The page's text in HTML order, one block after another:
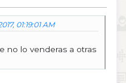
01:19:01 AM
no lo venderas a otras